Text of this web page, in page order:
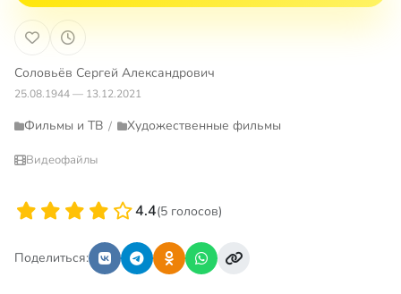
Соловьёв Сергей Александрович
25.08.1944 — 13.12.2021
Фильмы и ТВ / Художественные фильмы
Видеофайлы
4.4(5 голосов)
Поделиться: